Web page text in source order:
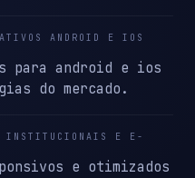
ANDROID E IOS
para android e ios
do mercado.
INSTITUCIONAIS E E-
e otimizados